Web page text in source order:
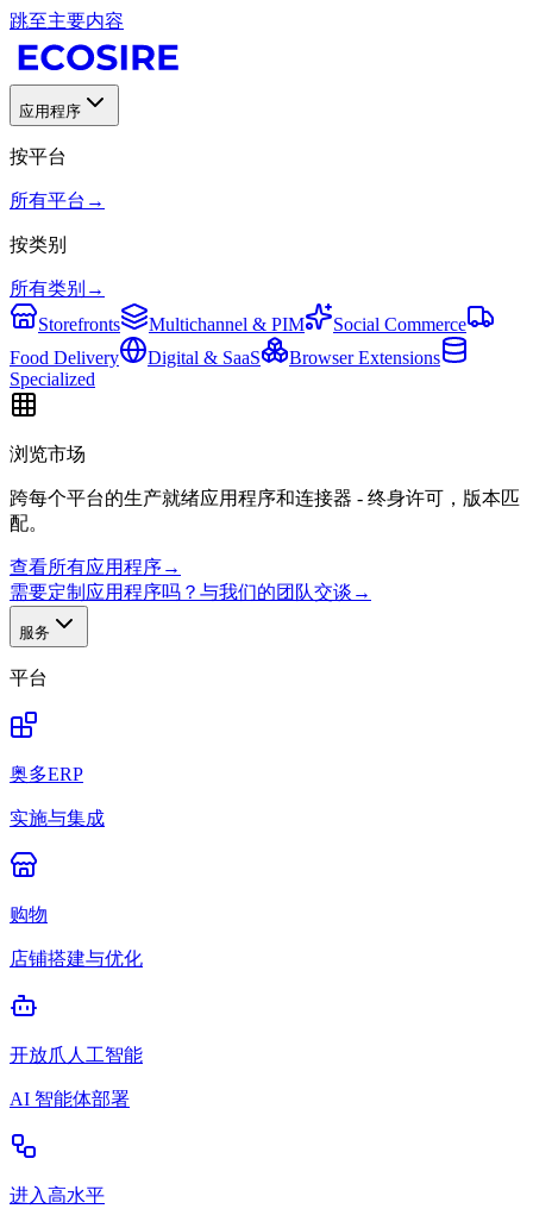
跳至主要内容
应用程序
按平台
所有平台 →
按类别
所有类别 →
Storefronts
Multichannel & PIM
Social Commerce
Food Delivery
Digital & SaaS
Browser Extensions
Specialized
浏览市场
跨每个平台的生产就绪应用程序和连接器 - 终身许可，版本匹
配。
查看所有应用程序→
需要定制应用程序吗？与我们的团队交谈 →
服务
平台
奥多ERP
实施与集成
购物
店铺搭建与优化
开放爪人工智能
AI 智能体部署
进入高水平